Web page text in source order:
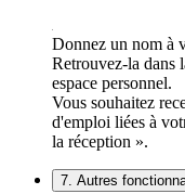
Donnez un nom à
Retrouvez-la dans
espace personnel.
Vous souhaitez
d'emploi liées à
la réception ».
7. Autres